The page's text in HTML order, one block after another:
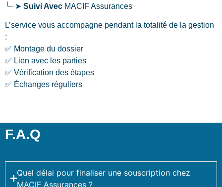
╰┈➤ Suivi Avec MACIF Assurances
L’service vous accompagne pendant la totalité de la gestion
:
✅ Montage du dossier
✅ Lien avec les parties
✅ Vérification des étapes
✅ Échanges réguliers
F.A.Q
Quel délai pour finaliser une souscription chez
MACIF Assurances ?